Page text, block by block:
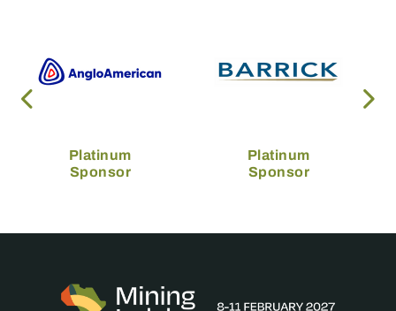
Platinum
Sponsor
Platinum
Sponsor